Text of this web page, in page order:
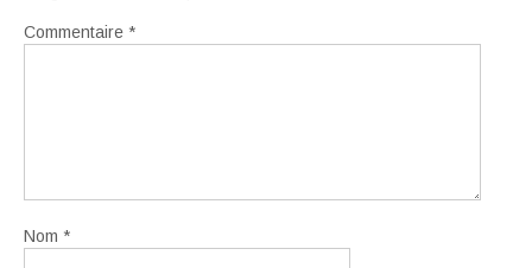
Commentaire *
Nom *